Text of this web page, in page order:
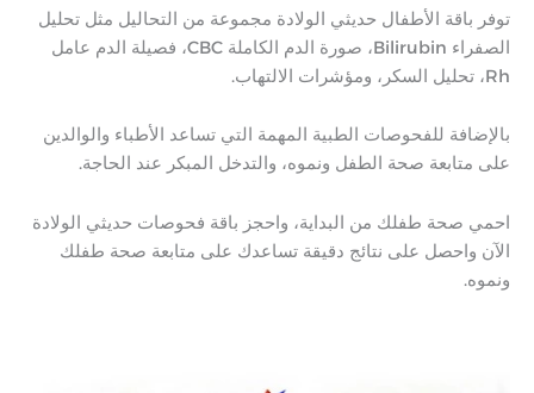
توفر باقة الأطفال حديثي الولادة مجموعة من التحاليل مثل تحليل
الصفراء Bilirubin، صورة الدم الكاملة CBC، فصيلة الدم عامل
Rh، تحليل السكر، ومؤشرات الالتهاب.
بالإضافة للفحوصات الطبية المهمة التي تساعد الأطباء والوالدين
على متابعة صحة الطفل ونموه، والتدخل المبكر عند الحاجة.
احمي صحة طفلك من البداية، واحجز باقة فحوصات حديثي الولادة
الآن واحصل على نتائج دقيقة تساعدك على متابعة صحة طفلك
ونموه.